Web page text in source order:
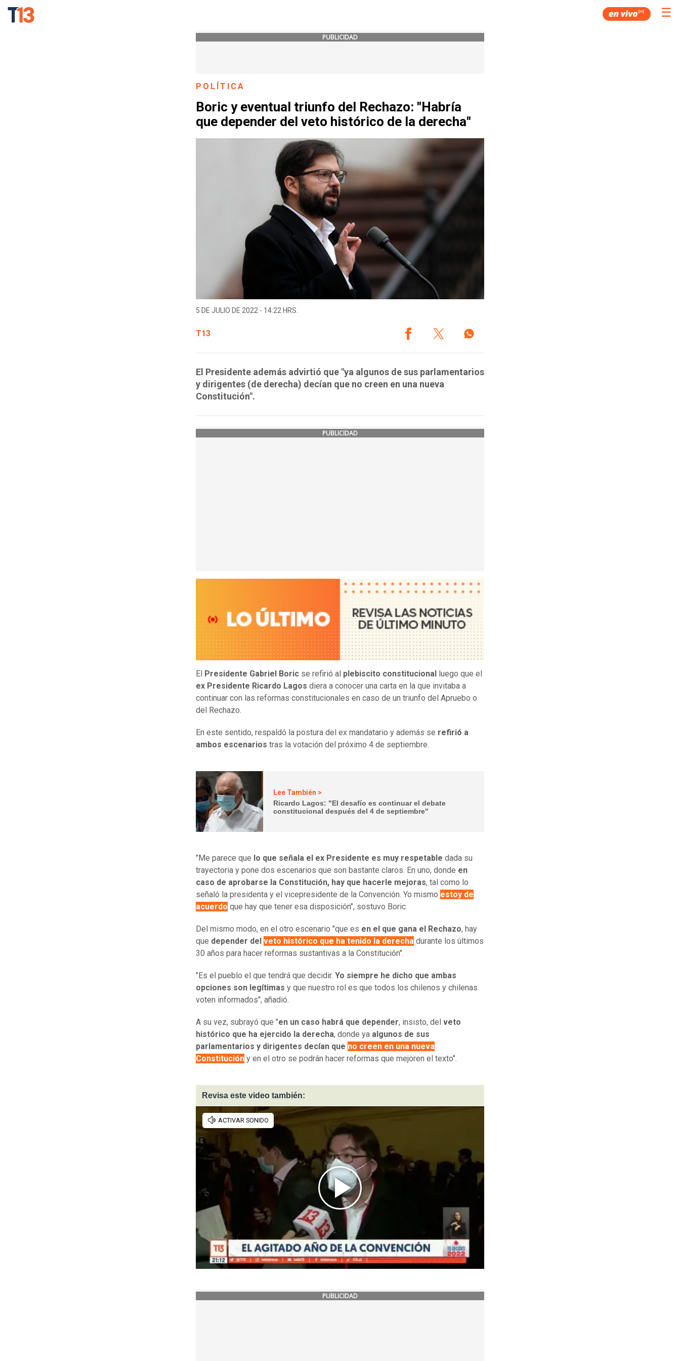
☰
PUBLICIDAD
POLÍTICA
Boric y eventual triunfo del Rechazo: "Habría
que depender del veto histórico de la derecha"
5 DE JULIO DE 2022 - 14:22 HRS.
T13
El Presidente además advirtió que "ya algunos de sus parlamentarios
y dirigentes (de derecha) decían que no creen en una nueva
Constitución".
PUBLICIDAD
El Presidente Gabriel Boric se refirió al plebiscito constitucional
luego que el
ex Presidente Ricardo Lagos diera a conocer una carta en la que invitaba a
continuar con las reformas constitucionales en caso de un triunfo del Apruebo o
del Rechazo.
En este sentido, respaldó la postura del ex mandatario y además se refirió a
ambos escenarios tras la votación del próximo 4 de septiembre.
Lee También >
Ricardo Lagos: "El desafío es continuar el debate
constitucional después del 4 de septiembre"
"Me parece que lo que señala el ex Presidente es muy respetable dada su
trayectoria y pone dos escenarios que son bastante claros. En uno, donde en
caso de aprobarse la Constitución, hay que hacerle mejoras, tal como lo
señaló la presidenta y el vicepresidente de la Convención. Yo mismo estoy de
acuerdo que hay que tener esa disposición", sostuvo Boric.
Del mismo modo, en el otro escenario "que es en el que gana el Rechazo, hay
que depender del veto histórico que ha tenido la derecha durante los últimos
30 años para hacer reformas sustantivas a la Constitución".
"Es el pueblo el que tendrá que decidir. Yo siempre he dicho que ambas
opciones son legítimas y que nuestro rol es que todos los chilenos y chilenas
voten informados", añadió.
A su vez, subrayó que "en un caso habrá que depender, insisto, del veto
histórico que ha ejercido la derecha, donde ya algunos de sus
parlamentarios y dirigentes decían que no creen en una nueva
Constitución y en el otro se podrán hacer reformas que mejoren el texto".
Revisa este video también:
PUBLICIDAD